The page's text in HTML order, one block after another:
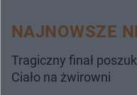
NAJNOWSZE
Tragiczny finał
Ciało na żwirowni